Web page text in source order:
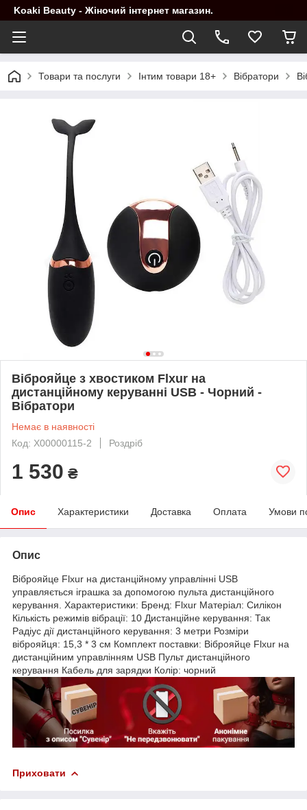
Koaki Beauty - Жіночий інтернет магазин.
Товари та послуги Інтим товари 18+ Вібратори
Віброяйце з хвостиком Flxur на
дистанційному керуванні USB - Чорний -
Вібратори
Немає в наявності
Код: X00000115-2
Роздріб
1 530 ₴
Опис Характеристики Доставка Оплата Умови
Опис
Віброяйце Flxur на дистанційному управлінні USB
управляється іграшка за допомогою пульта дистанційного
керування. Характеристики: Бренд: Flxur Матеріал: Силікон
Кількість режимів вібрації: 10 Дистанційне керування: Так
Радіус дії дистанційного керування: 3 метри Розміри
віброяйця: 15,3 * 3 см Комплект поставки: Віброяйце Flxur на
дистанційним управлінням USB Пульт дистанційного
керування Кабель для зарядки Колір: чорний
Приховати